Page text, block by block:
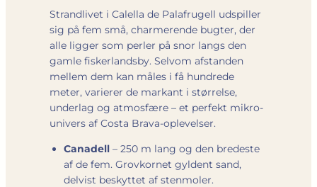
Strandlivet i Calella de Palafrugell udspiller
sig på fem små, charmerende bugter, der
alle ligger som perler på snor langs den
gamle fiskerlandsby. Selvom afstanden
mellem dem kan måles i få hundrede
meter, varierer de markant i størrelse,
underlag og atmosfære – et perfekt mikro-
univers af Costa Brava-oplevelser.
Canadell – 250 m lang og den bredeste
af de fem. Grovkornet gyldent sand,
delvist beskyttet af stenmoler.